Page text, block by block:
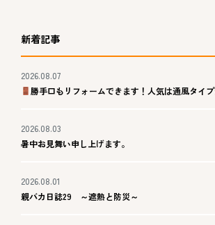
新着記事
2026.08.07
勝手口もリフォームできます！人気は通風タイプ
2026.08.03
暑中お見舞い申し上げます。
2026.08.01
親バカ日誌29 ～遮熱と防災～